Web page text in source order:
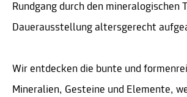
Rundgang durch den mineralogischen
Dauerausstellung altersgerecht
Wir entdecken die bunte und
Mineralien, Gesteine und Elemente,